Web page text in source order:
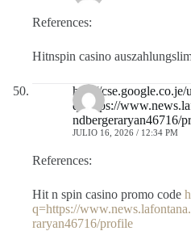
References:
Hitnspin casino
http://cse.google.co.je/
q=https://
ndbergeraryan46716/
JULIO 16, 2026 / 12:34 PM
References:
Hit n spin casino promo code
q=https://
raryan46716/profile